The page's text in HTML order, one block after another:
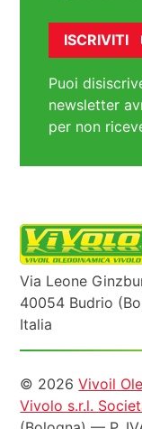
Puoi
newsletter
per non
Via Leone
40054 Budrio
Italia
legali
© 2026Vivoil
Vivolo s.r.l.